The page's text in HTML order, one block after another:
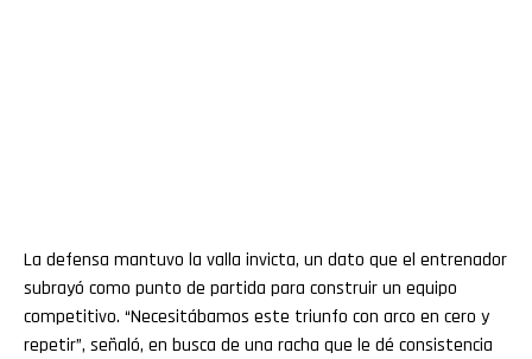
La defensa mantuvo la valla invicta, un dato que el entrenador
subrayó como punto de partida para construir un equipo
competitivo. “Necesitábamos este triunfo con arco en cero y
repetir”, señaló, en busca de una racha que le dé consistencia